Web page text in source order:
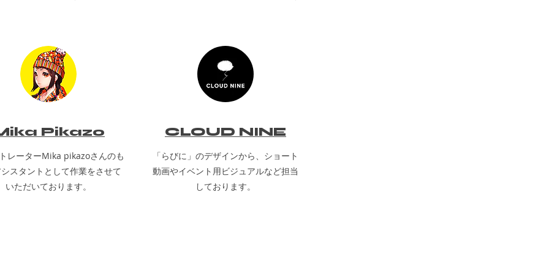
Pikazo
レーターMika pikazoさんのも
スタントとして作業をさせて
いただいております。
CLOUD NINE
​「らびに」のデザインから、ショート
動画やイベント用ビジュアルなど担当
しております。